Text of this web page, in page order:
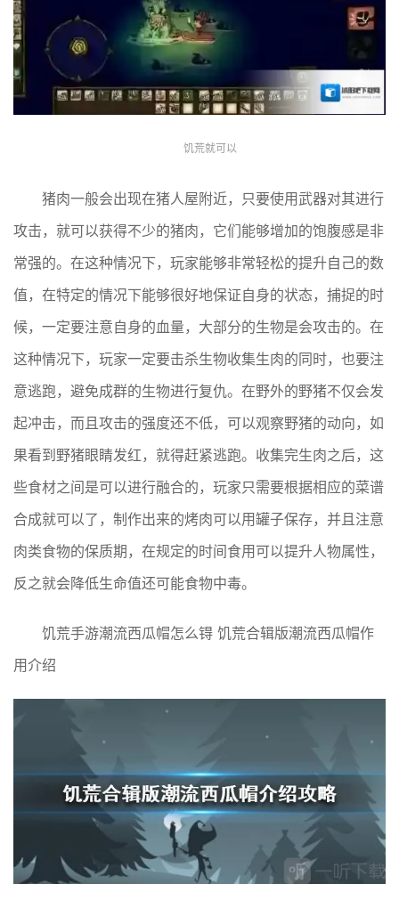
饥荒就可以
猪肉一般会出现在猪人屋附近，只要使用武器对其进行
攻击，就可以获得不少的猪肉，它们能够增加的饱腹感是非
常强的。在这种情况下，玩家能够非常轻松的提升自己的数
值，在特定的情况下能够很好地保证自身的状态，捕捉的时
候，一定要注意自身的血量，大部分的生物是会攻击的。在
这种情况下，玩家一定要击杀生物收集生肉的同时，也要注
意逃跑，避免成群的生物进行复仇。在野外的野猪不仅会发
起冲击，而且攻击的强度还不低，可以观察野猪的动向，如
果看到野猪眼睛发红，就得赶紧逃跑。收集完生肉之后，这
些食材之间是可以进行融合的，玩家只需要根据相应的菜谱
合成就可以了，制作出来的烤肉可以用罐子保存，并且注意
肉类食物的保质期，在规定的时间食用可以提升人物属性，
反之就会降低生命值还可能食物中毒。
饥荒手游潮流西瓜帽怎么锝 饥荒合辑版潮流西瓜帽作
用介绍